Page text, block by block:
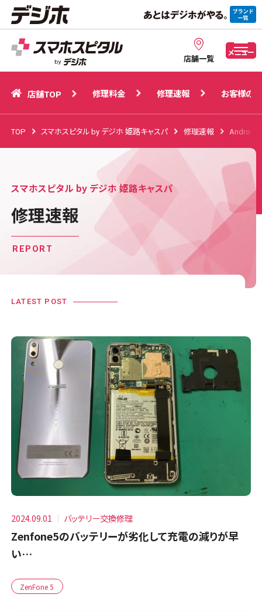
店舗一覧
メニュー
店舗TOP 修理速報 お客様の声
店舗TOP 修理料金 修理速報 お客様の声
TOP スマホスピタル by デジホ 姫路キャスパ 修理速報 Android
スマホスピタル by デジホ 姫路キャスパ
修理速報
REPORT
LATEST POST
2024.09.01 バッテリー交換修理
Zenfone5のバッテリーが劣化して充電の減りが早
い…
ZenFone 5